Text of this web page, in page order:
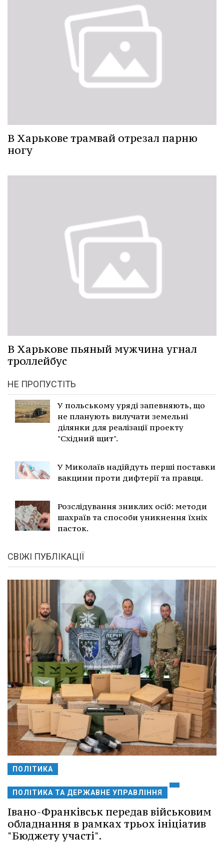
В Харькове трамвай отрезал парню
ногу
В Харькове пьяный мужчина угнал
троллейбус
НЕ ПРОПУСТІТЬ
У польському уряді запевняють, що
не планують вилучати земельні
ділянки для реалізації проекту
"Східний щит".
У Миколаїв надійдуть перші поставки
вакцини проти дифтерії та правця.
Розслідування зниклих осіб: методи
шахраїв та способи уникнення їхніх
пасток.
СВІЖІ ПУБЛІКАЦІЇ
ПОЛІТИКА
ПОЛІТИКА ТА ДЕРЖАВНЕ УПРАВЛІННЯ
Івано-Франківськ передав військовим
обладнання в рамках трьох ініціатив
"Бюджету участі".